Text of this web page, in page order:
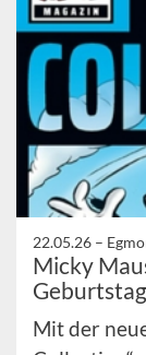
22.05.26 –
Micky
Mit der